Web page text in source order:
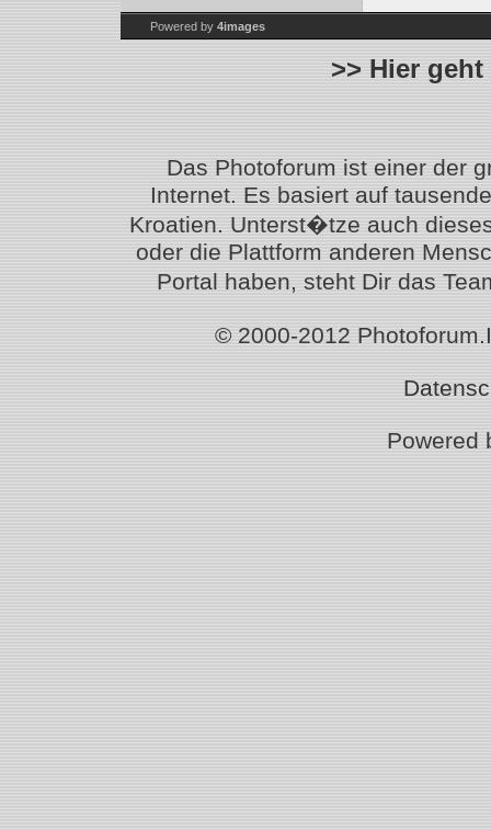
Powered by 4images
>> Hier
Das Photoforum ist einer der
Internet. Es basiert auf
Kroatien. Unterst�tze auch
oder die Plattform anderen
Portal haben, steht Dir das
© 2000-2012
Powered